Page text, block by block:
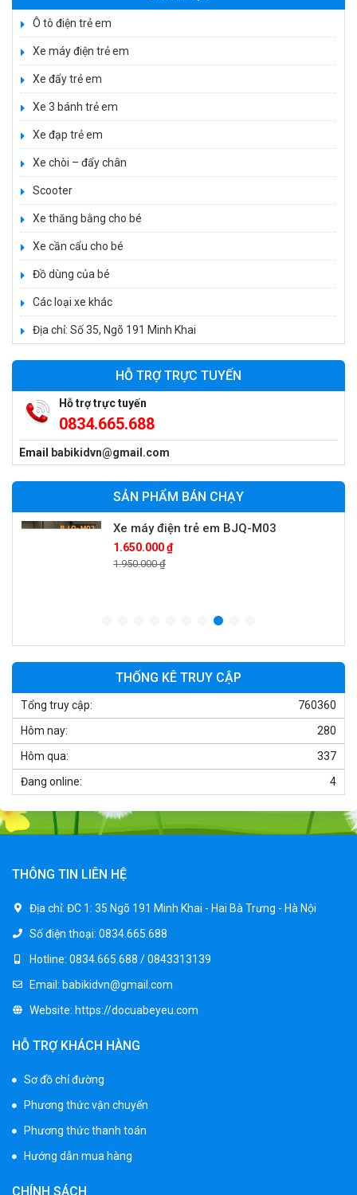
Ô tô điện trẻ em
Xe máy điện trẻ em
Xe đẩy trẻ em
Xe 3 bánh trẻ em
Xe đạp trẻ em
Xe chòi – đẩy chân
Scooter
Xe thăng bằng cho bé
Xe cần cẩu cho bé
Đồ dùng của bé
Các loại xe khác
Địa chỉ: Số 35, Ngõ 191 Minh Khai
HỖ TRỢ TRỰC TUYẾN
Hỗ trợ trực tuyến
0834.665.688
Email babikidvn@gmail.com
SẢN PHẨM BÁN CHẠY
Xe cần cẩu trẻ em KS-518
Xe máy điện trẻ em T118
950.000 ₫
Xe điện trẻ em 7017
Xe ô tô điện trẻ em cảnh sát J2988
2.600.000 ₫
3.250.000 ₫
2.400.000 ₫
Xe máy điện trẻ em BJQ-M03
1.650.000 ₫
1.950.000 ₫
Xe ô tô điện trẻ em BPD-702
Xe 3 bánh đạp trẻ em FE-188
Xe 3 bánh trẻ em 968
350.000 ₫
Xe máy điện trẻ em vecpa XW02
1.250.000 ₫
Xe cần cẩu trẻ em KS-518
900.000 ₫
950.000 ₫
1.250.000 ₫
THỐNG KÊ TRUY CẬP
760360
Tổng truy cập:
280
Hôm nay:
337
Hôm qua:
4
Đang online:
THÔNG TIN LIÊN HỆ
Địa chỉ: ĐC 1: 35 Ngõ 191 Minh Khai - Hai Bà Trưng - Hà Nội
Số điện thoại: 0834.665.688
Hotline: 0834.665.688 / 0843313139
Email: babikidvn@gmail.com
Website: https://docuabeyeu.com
HỖ TRỢ KHÁCH HÀNG
Sơ đồ chỉ đường
Phương thức vận chuyển
Phương thức thanh toán
Hướng dẫn mua hàng
CHÍNH SÁCH